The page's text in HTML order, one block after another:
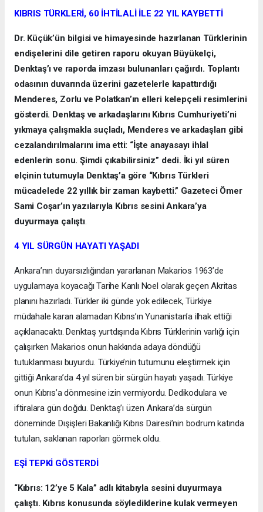
KIBRIS TÜRKLERİ, 60 İHTİLALİ İLE 22 YIL KAYBETTİ
Dr. Küçük’ün bilgisi ve himayesinde hazırlanan Türklerinin
endişelerini dile getiren raporu okuyan Büyükelçi,
Denktaş’ı ve raporda imzası bulunanları çağırdı. Toplantı
odasının duvarında üzerini gazetelerle kapattırdığı
Menderes, Zorlu ve Polatkan’ın elleri kelepçeli resimlerini
gösterdi. Denktaş ve arkadaşlarını Kıbrıs Cumhuriyeti’ni
yıkmaya çalışmakla suçladı, Menderes ve arkadaşları gibi
cezalandırılmalarını ima etti: “İşte anayasayı ihlal
edenlerin sonu. Şimdi çıkabilirsiniz” dedi. İki yıl süren
elçinin tutumuyla Denktaş’a göre “Kıbrıs Türkleri
mücadelede 22 yıllık bir zaman kaybetti.” Gazeteci Ömer
Sami Coşar’ın yazılarıyla Kıbrıs sesini Ankara’ya
duyurmaya çalıştı.
4 YIL SÜRGÜN HAYATI YAŞADI
Ankara’nın duyarsızlığından yararlanan Makarios 1963’de
uygulamaya koyacağı Tarihe Kanlı Noel olarak geçen Akritas
planını hazırladı. Türkler iki günde yok edilecek, Türkiye
müdahale kararı alamadan Kıbrıs’ın Yunanistan’a ilhak ettiği
açıklanacaktı. Denktaş yurtdışında Kıbrıs Türklerinin varlığı için
çalışırken Makarios onun hakkında adaya döndüğü
tutuklanması buyurdu. Türkiye’nin tutumunu eleştirmek için
gittiği Ankara’da 4 yıl süren bir sürgün hayatı yaşadı. Türkiye
onun Kıbrıs’a dönmesine izin vermiyordu. Dedikodulara ve
iftiralara gün doğdu. Denktaş’ı üzen Ankara’da sürgün
döneminde Dışişleri Bakanlığı Kıbrıs Dairesi’nin bodrum katında
tutulan, saklanan raporları görmek oldu.
EŞİ TEPKİ GÖSTERDİ
“Kıbrıs: 12’ye 5 Kala” adlı kitabıyla sesini duyurmaya
çalıştı. Kıbrıs konusunda söylediklerine kulak vermeyen